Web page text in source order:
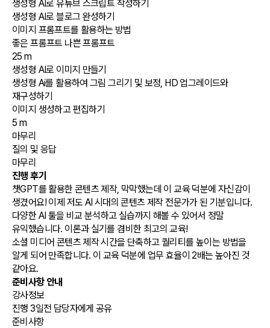
생성형 AI로 유튜브 스크립트 작성하기
생성형 AI로 블로그 완성하기
이미지 프롬프트를 활용하는 방법
좋은 프롬프트 나쁜 프롬프트
25 m
생성형 AI로 이미지 만들기
생성형 Ai를 활용하여 그림 그리기 및 보정, HD 업그레이드와
재구성하기
이미지 생성하고 편집하기
5 m
마무리
질의 및 응답
마무리
진행 후기
챗GPT를 활용한 콘텐츠 제작, 막막했는데 이 교육 덕분에 자신감이
생겼어요! 이제 저도 AI 시대의 콘텐츠 제작 전문가가 된 기분입니다.
다양한 AI 툴을 비교 분석하고 실습까지 해볼 수 있어서 정말
유익했습니다. 이론과 실기를 겸비한 최고의 교육!
소셜 미디어 콘텐츠 제작 시간을 단축하고 퀄리티를 높이는 방법을
알게 되어 만족합니다. 이 교육 덕분에 업무 효율이 2배는 높아진 것
같아요.
준비사항 안내
강사정보
진행 3일전 담당자에게 공유
준비사항